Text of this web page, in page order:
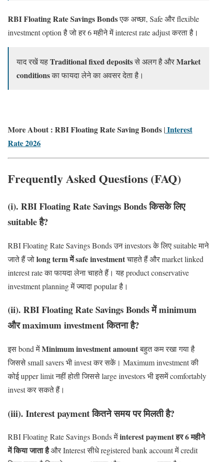
RBI Floating Rate Savings Bondsएक अच्छा, Safe और flexible
investment option है जो हर 6 महीने में interest rate adjust करता है।
याद रखें यहTraditional fixed depositsसे अलग है औरMarket
conditionsका फायदा लेने का अवसर देता है।
More About : RBI Floating Rate Saving Bonds |Interest
Rate 2026
Frequently Asked Questions (FAQ)
(i). RBI Floating Rate Savings Bonds किसके लिए
suitable है?
RBI Floating Rate Savings Bonds उन investors के लिए suitable माने
जाते हैं जोlong term में safe investmentचाहते हैं और market linked
interest rate का फायदा लेना चाहते हैं। यह product conservative
investment planning में ज्यादा popular है।
(ii). RBI Floating Rate Savings Bonds में minimum
और maximum investment कितना है?
इस bond मेंMinimum investment amountबहुत कम रखा गया है
जिससे small savers भी invest कर सकें। Maximum investment की
कोई upper limit नहीं होती जिससे large investors भी इसमें comfortably
invest कर सकते हैं।
(iii). Interest payment कितने समय पर मिलती है?
RBI Floating Rate Savings Bonds मेंinterest payment हर 6 महीने
में किया जाता हैऔर Interest सीधे registered bank account में credit